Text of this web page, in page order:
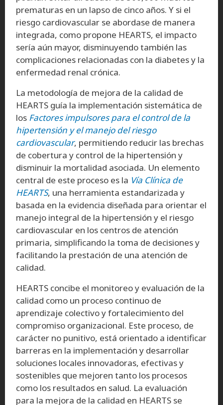
prematuras en un lapso de cinco años. Y si el
riesgo cardiovascular se abordase de manera
integrada, como propone HEARTS, el impacto
sería aún mayor, disminuyendo también las
complicaciones relacionadas con la diabetes y la
enfermedad renal crónica.
La metodología de mejora de la calidad de
HEARTS guía la implementación sistemática de
los Factores impulsores para el control de la
hipertensión y el manejo del riesgo
cardiovascular, permitiendo reducir las brechas
de cobertura y control de la hipertensión y
disminuir la mortalidad asociada. Un elemento
central de este proceso es la Vía Clínica de
HEARTS, una herramienta estandarizada y
basada en la evidencia diseñada para orientar el
manejo integral de la hipertensión y el riesgo
cardiovascular en los centros de atención
primaria, simplificando la toma de decisiones y
facilitando la prestación de una atención de
calidad.
HEARTS concibe el monitoreo y evaluación de la
calidad como un proceso continuo de
aprendizaje colectivo y fortalecimiento del
compromiso organizacional. Este proceso, de
carácter no punitivo, está orientado a identificar
barreras en la implementación y desarrollar
soluciones locales innovadoras, efectivas y
sostenibles que mejoren tanto los procesos
como los resultados en salud. La evaluación
para la mejora de la calidad en HEARTS se